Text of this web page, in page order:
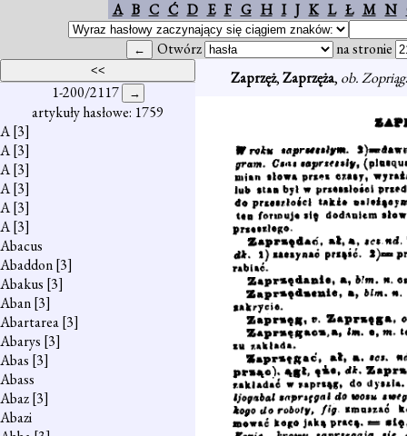
A B C Ć D E F G H I J K L Ł M N
Otwórz na stronie
1-200/2117
artykuły hasłowe: 1759
A[3]
A[3]
A[3]
A[3]
A[3]
A[3]
Abacus
Abaddon[3]
Abakus [3]
Aban[3]
Abartarea[3]
Abarys [3]
Abas [3]
Abass
Abaz[3]
Abazi
Zaprzęż,Zaprzęża, ob. Zopriąg.